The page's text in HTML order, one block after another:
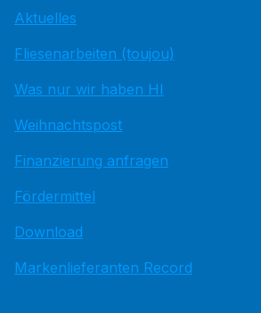
Aktuelles
Fliesenarbeiten (toujou)
Was nur wir haben HI
Weihnachtspost
Finanzierung anfragen
Fördermittel
Download
Markenlieferanten Record